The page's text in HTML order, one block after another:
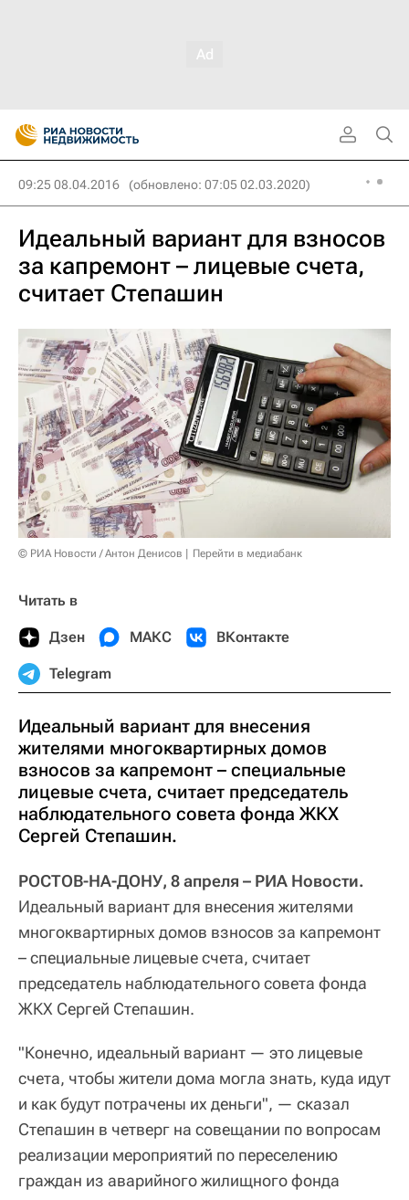
09:25 08.04.2016 (обновлено: 07:05 02.03.2020)
Идеальный вариант для взносов
за капремонт – лицевые счета,
считает Степашин
© РИА Новости / Антон Денисов Перейти в медиабанк
Читать в
Дзен МАКС ВКонтакте
Telegram
Идеальный вариант для внесения
жителями многоквартирных домов
взносов за капремонт – специальные
лицевые счета, считает председатель
наблюдательного совета фонда ЖКХ
Сергей Степашин.
РОСТОВ-НА-ДОНУ, 8 апреля – РИА Новости.
Идеальный вариант для внесения жителями
многоквартирных домов взносов за капремонт
– специальные лицевые счета, считает
председатель наблюдательного совета фонда
ЖКХ Сергей Степашин.
"Конечно, идеальный вариант — это лицевые
счета, чтобы жители дома могла знать, куда идут
и как будут потрачены их деньги", — сказал
Степашин в четверг на совещании по вопросам
реализации мероприятий по переселению
граждан из аварийного жилищного фонда